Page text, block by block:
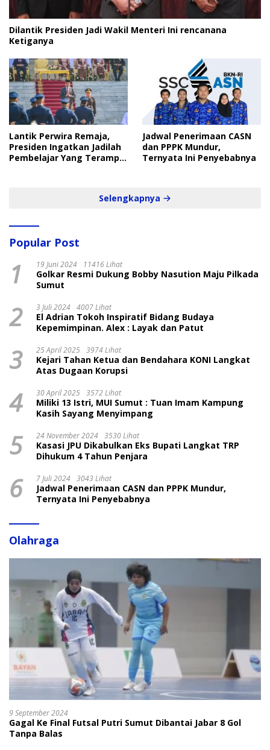
Dilantik Presiden Jadi Wakil Menteri Ini rencanana
Ketiganya
Lantik Perwira Remaja,
Presiden Ingatkan Jadilah
Pembelajar Yang Terampil
Jadwal Penerimaan CASN
dan PPPK Mundur,
Ternyata Ini Penyebabnya
Selengkapnya
Popular Post
1 19 Juni 2024 11416 Lihat
Golkar Resmi Dukung Bobby Nasution Maju Pilkada
Sumut
2 3 Juli 2024 4007 Lihat
El Adrian Tokoh Inspiratif Bidang Budaya
Kepemimpinan. Alex : Layak dan Patut
3 25 April 2025 3974 Lihat
Kejari Tahan Ketua dan Bendahara KONI Langkat
Atas Dugaan Korupsi
4 30 April 2025 3572 Lihat
Miliki 13 Istri, MUI Sumut : Tuan Imam Kampung
Kasih Sayang Menyimpang
5 24 November 2024 3530 Lihat
Kasasi JPU Dikabulkan Eks Bupati Langkat TRP
Dihukum 4 Tahun Penjara
6 7 Juli 2024 3043 Lihat
Jadwal Penerimaan CASN dan PPPK Mundur,
Ternyata Ini Penyebabnya
Olahraga
9 September 2024
Gagal Ke Final Futsal Putri Sumut Dibantai Jabar 8 Gol
Tanpa Balas